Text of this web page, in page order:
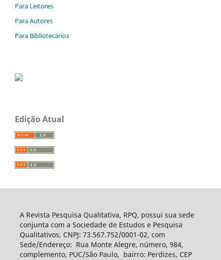
Para Leitores
Para Autores
Para Bibliotecários
Edição Atual
A Revista Pesquisa Qualitativa, RPQ, possui sua sede
conjunta com a Sociedade de Estudos e Pesquisa
Qualitativos, CNPJ: 73.567.752/0001-02, com
Sede/Endereço: Rua Monte Alegre, número, 984,
complemento, PUC/São Paulo, bairro: Perdizes, CEP